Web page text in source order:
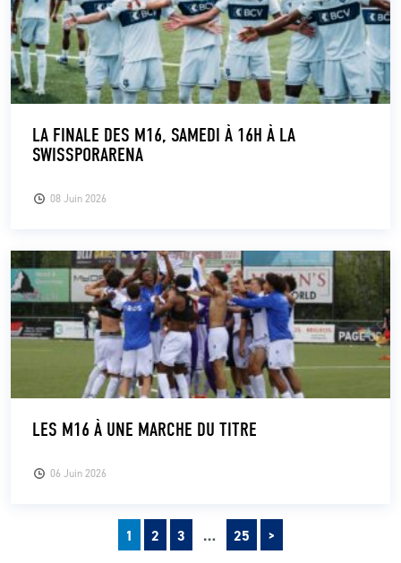
08 Juin 2026
LA FINALE DES M16, SAMEDI À 16H À LA
SWISSPORARENA
06 Juin 2026
LES M16 À UNE MARCHE DU TITRE
Pagination des publications
1 2 3 … 25 Suivant
>